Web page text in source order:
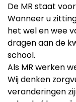
De MR staat
Wanneer u
het wel en wee
dragen aan de
school.
Als MR werken
Wij denken
veranderingen